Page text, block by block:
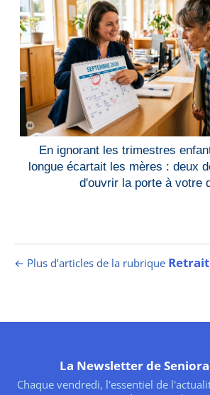
En ignorant les trimestres
longue écartait les mères : deux
d'ouvrir la porte à votre
← Plus d’articles de la rubrique
La Newsletter de
Chaque vendredi, l'essentiel de